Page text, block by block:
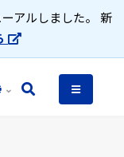
アルしました。 新